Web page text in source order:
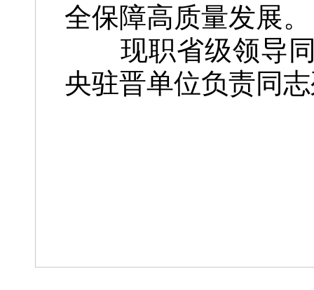
全保障高质量发展。
现职省级领导同
央驻晋单位负责同